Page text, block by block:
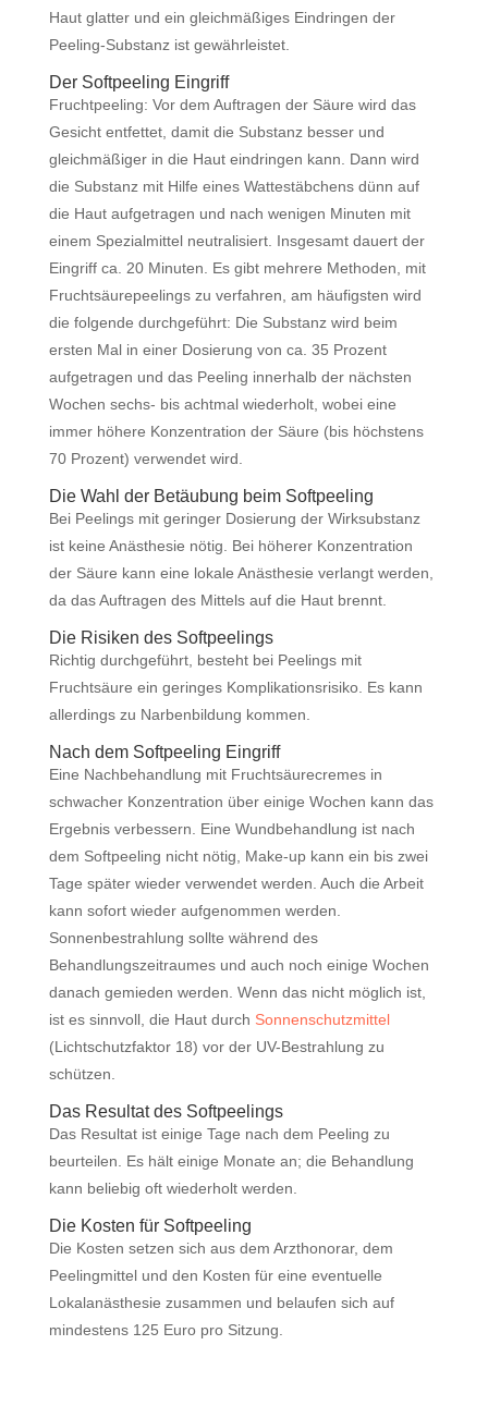
Haut glatter und ein gleichmäßiges Eindringen der
Peeling-Substanz ist gewährleistet.
Der Softpeeling Eingriff
Fruchtpeeling: Vor dem Auftragen der Säure wird das
Gesicht entfettet, damit die Substanz besser und
gleichmäßiger in die Haut eindringen kann. Dann wird
die Substanz mit Hilfe eines Wattestäbchens dünn auf
die Haut aufgetragen und nach wenigen Minuten mit
einem Spezialmittel neutralisiert. Insgesamt dauert der
Eingriff ca. 20 Minuten. Es gibt mehrere Methoden, mit
Fruchtsäurepeelings zu verfahren, am häufigsten wird
die folgende durchgeführt: Die Substanz wird beim
ersten Mal in einer Dosierung von ca. 35 Prozent
aufgetragen und das Peeling innerhalb der nächsten
Wochen sechs- bis achtmal wiederholt, wobei eine
immer höhere Konzentration der Säure (bis höchstens
70 Prozent) verwendet wird.
Die Wahl der Betäubung beim Softpeeling
Bei Peelings mit geringer Dosierung der Wirksubstanz
ist keine Anästhesie nötig. Bei höherer Konzentration
der Säure kann eine lokale Anästhesie verlangt werden,
da das Auftragen des Mittels auf die Haut brennt.
Die Risiken des Softpeelings
Richtig durchgeführt, besteht bei Peelings mit
Fruchtsäure ein geringes Komplikationsrisiko. Es kann
allerdings zu Narbenbildung kommen.
Nach dem Softpeeling Eingriff
Eine Nachbehandlung mit Fruchtsäurecremes in
schwacher Konzentration über einige Wochen kann das
Ergebnis verbessern. Eine Wundbehandlung ist nach
dem Softpeeling nicht nötig, Make-up kann ein bis zwei
Tage später wieder verwendet werden. Auch die Arbeit
kann sofort wieder aufgenommen werden.
Sonnenbestrahlung sollte während des
Behandlungszeitraumes und auch noch einige Wochen
danach gemieden werden. Wenn das nicht möglich ist,
ist es sinnvoll, die Haut durch Sonnenschutzmittel
(Lichtschutzfaktor 18) vor der UV-Bestrahlung zu
schützen.
Das Resultat des Softpeelings
Das Resultat ist einige Tage nach dem Peeling zu
beurteilen. Es hält einige Monate an; die Behandlung
kann beliebig oft wiederholt werden.
Die Kosten für Softpeeling
Die Kosten setzen sich aus dem Arzthonorar, dem
Peelingmittel und den Kosten für eine eventuelle
Lokalanästhesie zusammen und belaufen sich auf
mindestens 125 Euro pro Sitzung.